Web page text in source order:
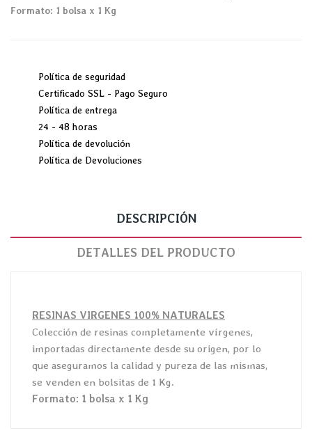
Formato: 1 bolsa x 1 Kg
Política de seguridad
Certificado SSL - Pago Seguro
Política de entrega
24 - 48 horas
Política de devolución
Política de Devoluciones
DESCRIPCIÓN
DETALLES DEL PRODUCTO
RESINAS VIRGENES 100% NATURALES
Colección de resinas completamente vírgenes,
importadas directamente desde su origen, por lo
que aseguramos la calidad y pureza de las mismas,
se venden en bolsitas de 1 Kg.
Formato: 1 bolsa x 1 Kg